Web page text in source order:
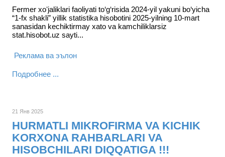
Fermer xoʻjaliklari faoliyati to‘g‘risida 2024-yil yakuni bo‘yicha
“1-fx shakli” yillik statistika hisobotini 2025-yilning 10-mart
sanasidan kechiktirmay xato va kamchiliklarsiz
stat.hisobot.uz sayti...
Реклама ва эълон
Подробнее ...
21 Янв 2025
HURMATLI MIKROFIRMA VA KICHIK
KORXONA RAHBARLARI VA
HISOBCHILARI DIQQATIGA !!!